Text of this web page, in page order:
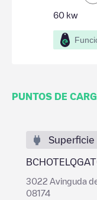
60 kw
PUNTOS DE
Superficie
3022 Avinguda
08174